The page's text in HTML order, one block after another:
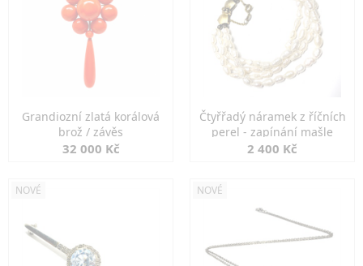
Grandiozní zlatá korálová
brož / závěs
32 000 Kč
Čtyřřadý náramek z říčních
perel - zapínání mašle
2 400 Kč
NOVÉ NOVÉ